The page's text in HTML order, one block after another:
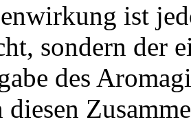
ist
sondern der
des